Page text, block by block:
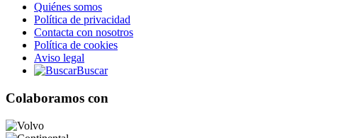
Quiénes somos
Política de privacidad
Contacta con nosotros
Política de cookies
Aviso legal
Buscar
Colaboramos con